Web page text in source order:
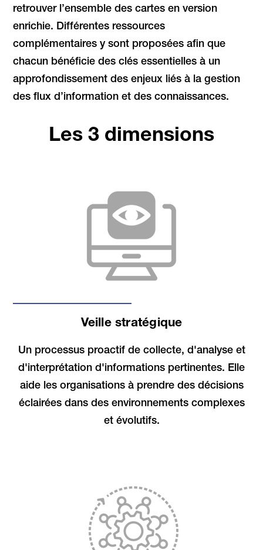
retrouver l’ensemble des cartes en version
enrichie. Différentes ressources
complémentaires y sont proposées afin que
chacun bénéficie des clés essentielles à un
approfondissement des enjeux liés à la gestion
des flux d’information et des connaissances.
Les 3 dimensions
Veille stratégique
Un processus proactif de collecte, d'analyse et
d'interprétation d'informations pertinentes. Elle
aide les organisations à prendre des décisions
éclairées dans des environnements complexes
et évolutifs.